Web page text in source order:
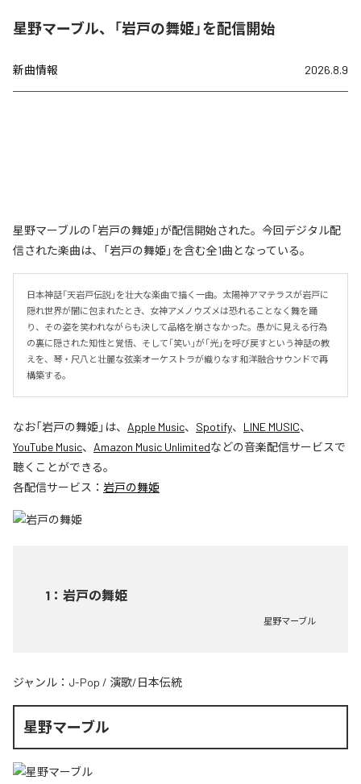
星野マーブル、「岩戸の舞姫」を配信開始
新曲情報 2026.8.9
星野マーブルの「岩戸の舞姫」が配信開始された。今回デジタル配
信された楽曲は、「岩戸の舞姫」を含む全1曲となっている。
日本神話「天岩戸伝説」を壮大な楽曲で描く一曲。太陽神アマテラスが岩戸に
隠れ世界が闇に包まれたとき、女神アメノウズメは恐れることなく舞を踊
り、その姿を笑われながらも決して品格を崩さなかった。愚かに見える行為
の裏に隠された知性と覚悟、そして「笑い」が「光」を呼び戻すという神話の教
えを、琴・尺八と壮麗な弦楽オーケストラが織りなす和洋融合サウンドで再
構築する。
なお「岩戸の舞姫 」は、 Apple Music、 Spotify、 LINE MUSIC、
YouTube Music、 Amazon Music Unlimitedなどの音楽配信サービスで
聴くことができる。
各配信サービス： 岩戸の舞姫
1 ： 岩戸の舞姫
星野マーブル
ジャンル： J-Pop / 演歌/日本伝統
星野マーブル